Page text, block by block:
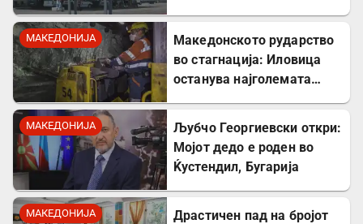
МАКЕДОНИЈА
Македонското рударство
во стагнација: Иловица
останува најголемата
МАКЕДОНИЈА
Љубчо Георгиевски откри:
Мојот дедо е роден во
Ќустендил, Бугарија
МАКЕДОНИЈА
Драстичен пад на бројот